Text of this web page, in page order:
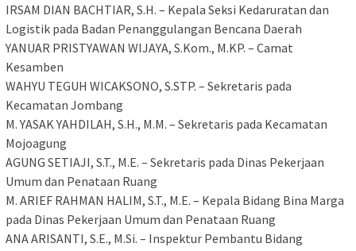
​IRSAM DIAN BACHTIAR, S.H. – Kepala Seksi Kedaruratan dan
Logistik pada Badan Penanggulangan Bencana Daerah
​YANUAR PRISTYAWAN WIJAYA, S.Kom., M.KP. – Camat
Kesamben
​WAHYU TEGUH WICAKSONO, S.STP. – Sekretaris pada
Kecamatan Jombang
​M. YASAK YAHDILAH, S.H., M.M. – Sekretaris pada Kecamatan
Mojoagung
​AGUNG SETIAJI, S.T., M.E. – Sekretaris pada Dinas Pekerjaan
Umum dan Penataan Ruang
​M. ARIEF RAHMAN HALIM, S.T., M.E. – Kepala Bidang Bina Marga
pada Dinas Pekerjaan Umum dan Penataan Ruang
​ANA ARISANTI, S.E., M.Si. – Inspektur Pembantu Bidang